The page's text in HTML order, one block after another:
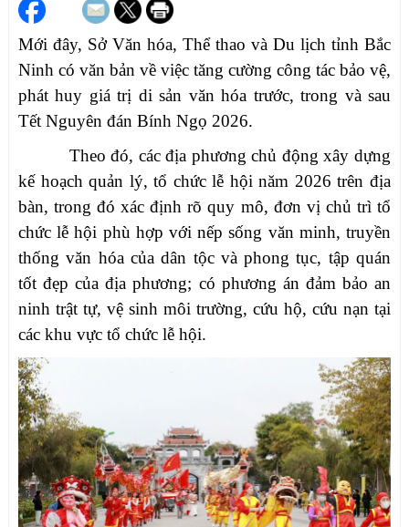
Mới đây, Sở Văn hóa, Thể thao và Du lịch tỉnh Bắc
Ninh có văn bản về việc tăng cường công tác bảo vệ,
phát huy giá trị di sản văn hóa trước, trong và sau
Tết Nguyên đán Bính Ngọ 2026.
Theo đó, các địa phương chủ động xây dựng
kế hoạch quản lý, tổ chức lễ hội năm 2026 trên địa
bàn, trong đó xác định rõ quy mô, đơn vị chủ trì tổ
chức lễ hội phù hợp với nếp sống văn minh, truyền
thống văn hóa của dân tộc và phong tục, tập quán
tốt đẹp của địa phương; có phương án đảm bảo an
ninh trật tự, vệ sinh môi trường, cứu hộ, cứu nạn tại
các khu vực tổ chức lễ hội.